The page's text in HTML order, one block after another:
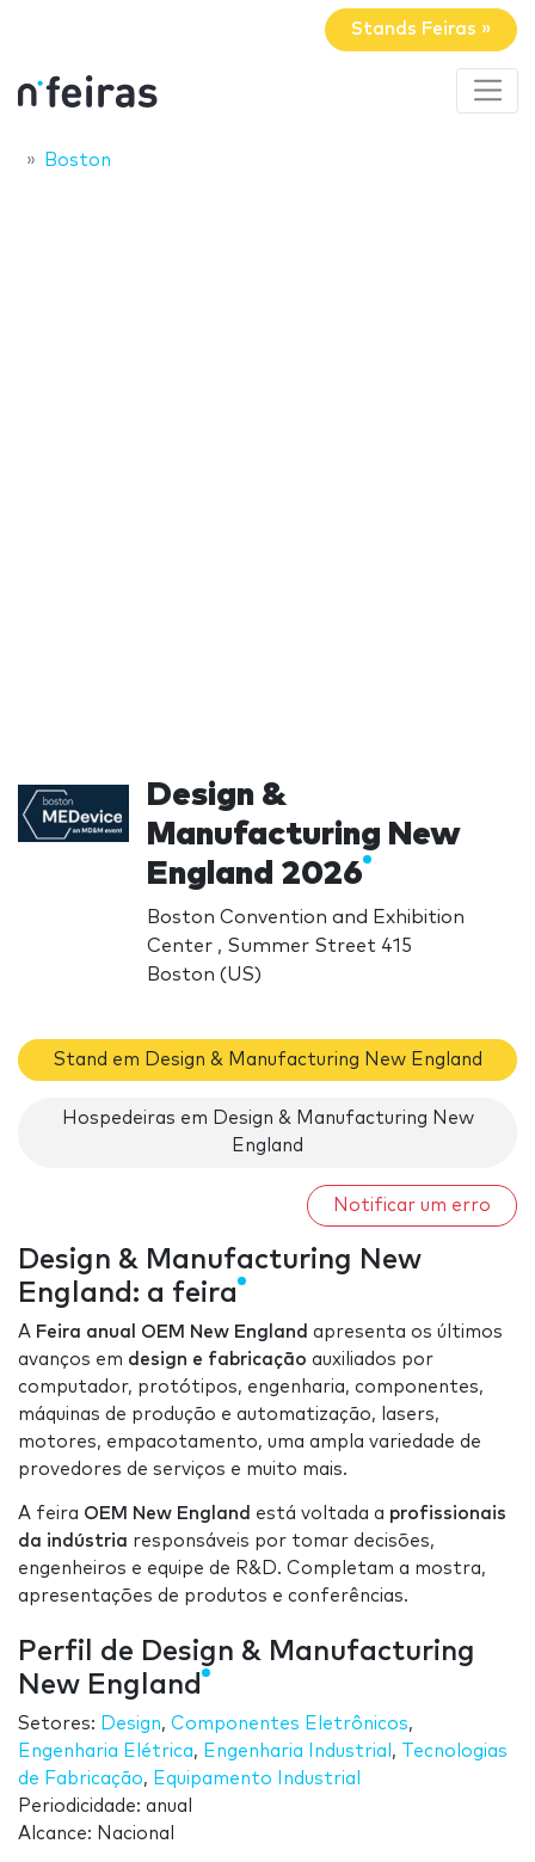
Stands Feiras »
Boston
Design &
Manufacturing New
England 2026
Boston Convention and Exhibition
Center , Summer Street 415
Boston (US)
Stand em Design & Manufacturing New England
Hospedeiras em Design & Manufacturing New
England
Notificar um erro
Design & Manufacturing New
England: a feira
A Feira anual OEM New England apresenta os últimos
avanços em design e fabricação auxiliados por
computador, protótipos, engenharia, componentes,
máquinas de produção e automatização, lasers,
motores, empacotamento, uma ampla variedade de
provedores de serviços e muito mais.
A feira OEM New England está voltada a profissionais
da indústria responsáveis por tomar decisões,
engenheiros e equipe de R&D. Completam a mostra,
apresentações de produtos e conferências.
Perfil de Design & Manufacturing
New England
Setores: Design, Componentes Eletrônicos,
Engenharia Elétrica, Engenharia Industrial ,
Tecnologias
de Fabricação, Equipamento Industrial
Periodicidade: anual
Alcance: Nacional